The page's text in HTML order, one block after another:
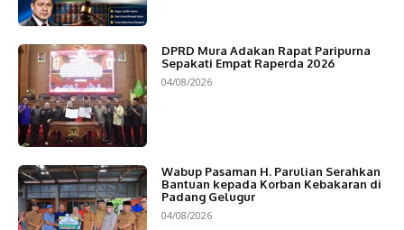
DPRD Mura Adakan Rapat Paripurna
Sepakati Empat Raperda 2026
04/08/2026
Wabup Pasaman H. Parulian Serahkan
Bantuan kepada Korban Kebakaran di
Padang Gelugur
04/08/2026